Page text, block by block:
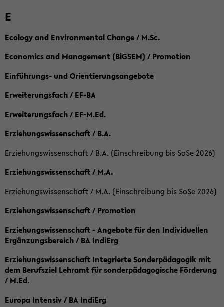
E
Ecology and Environmental Change / M.Sc.
Economics and Management (BiGSEM) / Promotion
Einführungs- und Orientierungsangebote
Erweiterungsfach / EF-BA
Erweiterungsfach / EF-M.Ed.
Erziehungswissenschaft / B.A.
Erziehungswissenschaft / B.A. (Einschreibung bis SoSe 2026)
Erziehungswissenschaft / M.A.
Erziehungswissenschaft / M.A. (Einschreibung bis SoSe 2026)
Erziehungswissenschaft / Promotion
Erziehungswissenschaft - Angebote für den Individuellen
Ergänzungsbereich / BA IndiErg
Erziehungswissenschaft Integrierte Sonderpädagogik mit
dem Berufsziel Lehramt für sonderpädagogische Förderung
/ M.Ed.
Europa Intensiv / BA IndiErg